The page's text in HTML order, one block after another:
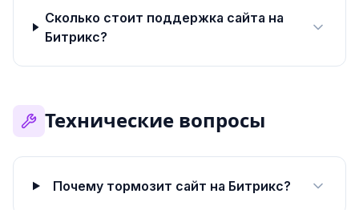
Сколько стоит поддержка сайта на
Битрикс?
Технические вопросы
Почему тормозит сайт на Битрикс?